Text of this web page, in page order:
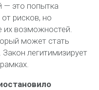
— это попытка
рисков, но
их возможностей.
может стать
легитимизирует